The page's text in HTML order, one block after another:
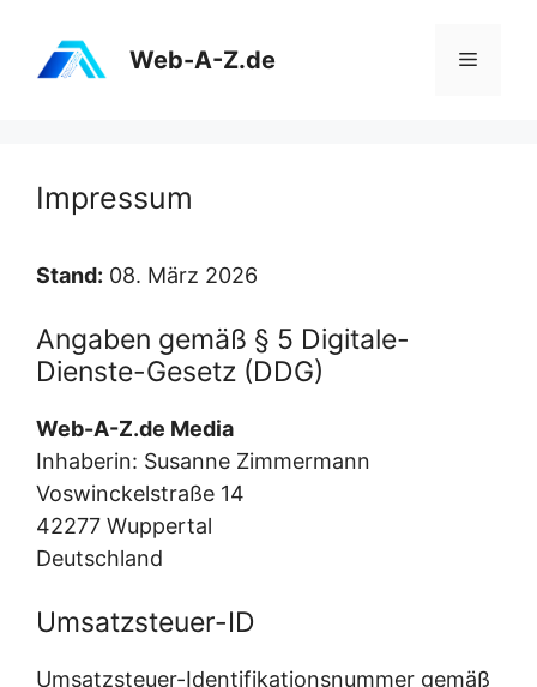
Inhalt
springen
Web-A-Z.de Menü
Impressum
Stand: 08. März 2026
Angaben gemäß § 5 Digitale-
Dienste-Gesetz (DDG)
Web-A-Z.de Media
Inhaberin: Susanne Zimmermann
Voswinckelstraße 14
42277 Wuppertal
Deutschland
Umsatzsteuer-ID
Umsatzsteuer-Identifikationsnummer gemäß